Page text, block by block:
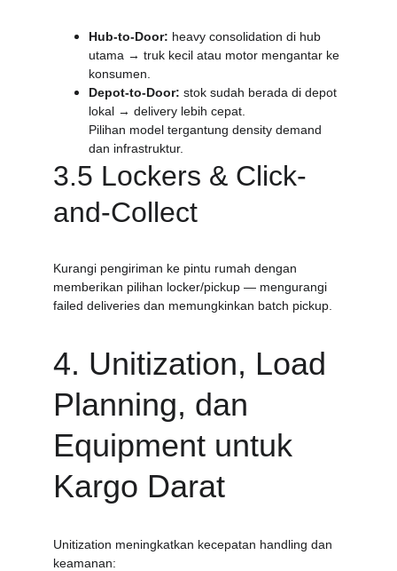
Hub-to-Door: heavy consolidation di hub
utama → truk kecil atau motor mengantar ke
konsumen.
Depot-to-Door: stok sudah berada di depot
lokal → delivery lebih cepat.
Pilihan model tergantung density demand
dan infrastruktur.
3.5 Lockers & Click-
and-Collect
Kurangi pengiriman ke pintu rumah dengan
memberikan pilihan locker/pickup — mengurangi
failed deliveries dan memungkinkan batch pickup.
4. Unitization, Load
Planning, dan
Equipment untuk
Kargo Darat
Unitization meningkatkan kecepatan handling dan
keamanan: